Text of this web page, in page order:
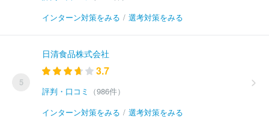
インターン対策をみる / 選考対策をみる
5
日清食品株式会社
3.7
評判・口コミ
（986件）
インターン対策をみる / 選考対策をみる